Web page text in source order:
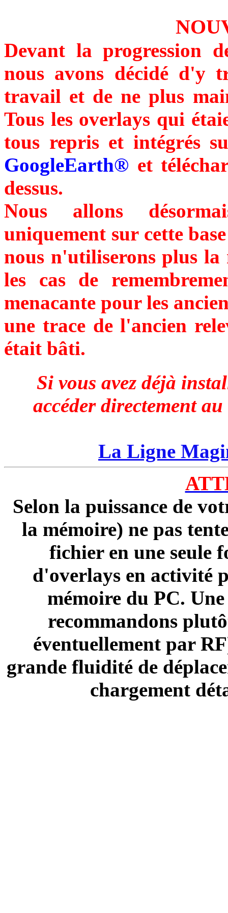
Devant la progression
nous avons décidé d'y
travail et de ne plus
Tous les overlays qui
tous repris et intégrés
GoogleEarth® et
dessus.
Nous allons
uniquement sur cette
nous n'utiliserons plus la
les cas de
menacante pour les
une trace de l'ancien
était bâti.
Si vous avez déjà
accéder directement
La Ligne
Selon la puissance de
la mémoire) ne pas
fichier en une seule
d'overlays en activité
mémoire du PC.
recommandons
éventuellement par
grande fluidité de
chargement